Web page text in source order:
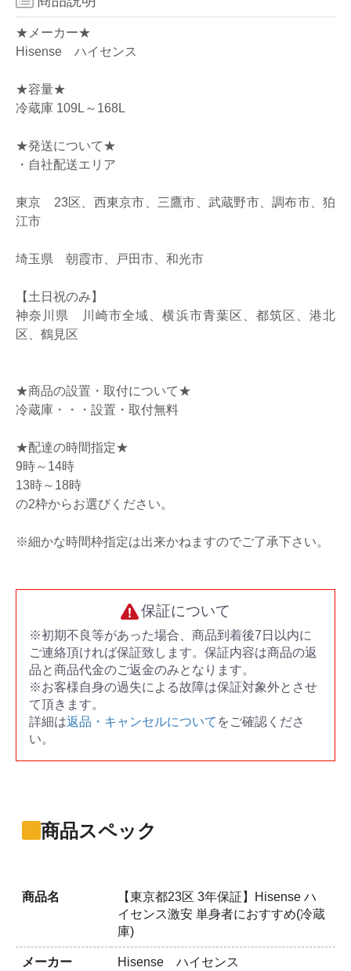
★メーカー★
Hisense ハイセンス
★容量★
冷蔵庫 109L～168L
★発送について★
・自社配送エリア
東京 23区、西東京市、三鷹市、武蔵野市、調布市、狛
江市
埼玉県 朝霞市、戸田市、和光市
【土日祝のみ】
神奈川県 川崎市全域、横浜市青葉区、都筑区、港北
区、鶴見区
★商品の設置・取付について★
冷蔵庫・・・設置・取付無料
★配達の時間指定★
9時～14時
13時～18時
の2枠からお選びください。
※細かな時間枠指定は出来かねますのでご了承下さい。
保証について
※初期不良等があった場合、商品到着後7日以内に
ご連絡頂ければ保証致します。保証内容は商品の返
品と商品代金のご返金のみとなります。
※お客様自身の過失による故障は保証対象外とさせ
て頂きます。
詳細は返品・キャンセルについて をご確認くださ
い。
商品スペック
商品名
【東京都23区 3年保証】Hisense ハ
イセンス激安 単身者におすすめ(冷蔵
庫)
メーカー Hisense ハイセンス